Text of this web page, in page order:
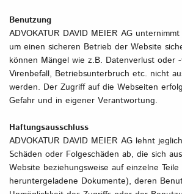
Benutzung
ADVOKATUR DAVID MEIER AG
um einen sicheren Betrieb der Website
können Mängel wie z.B. Datenverlust oder
Virenbefall, Betriebsunterbruch etc. nicht
werden. Der Zugriff auf die Webseiten
Gefahr und in eigener Verantwortung.
Haftungsausschluss
ADVOKATUR DAVID MEIER AG lehnt
Schäden oder Folgeschäden ab, die sich
Website beziehungsweise auf einzelne
heruntergeladene Dokumente), deren